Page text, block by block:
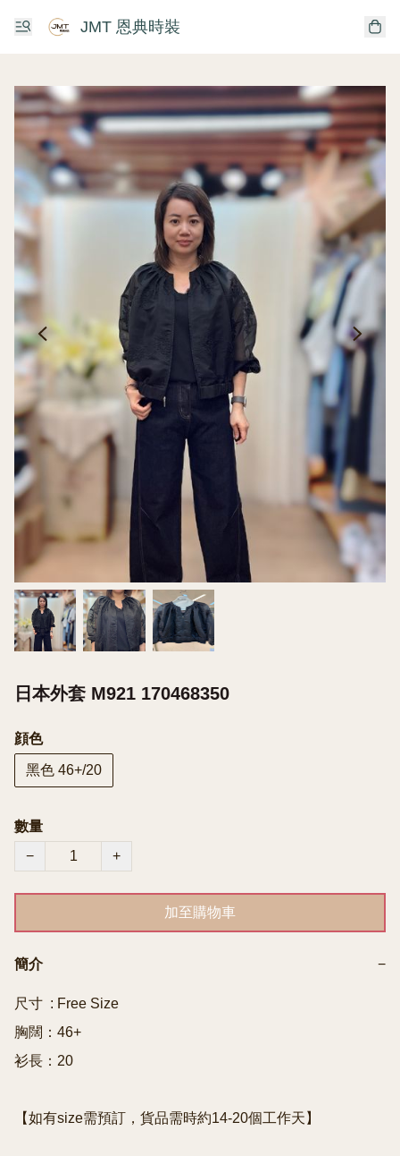
JMT 恩典時裝
日本外套 M921 170468350
顔色
黑色 46+/20
數量
−
+
加至購物車
簡介 −
尺寸  : Free Size
胸闊：46+
衫長：20
【如有size需預訂，貨品需時約14-20個工作天】